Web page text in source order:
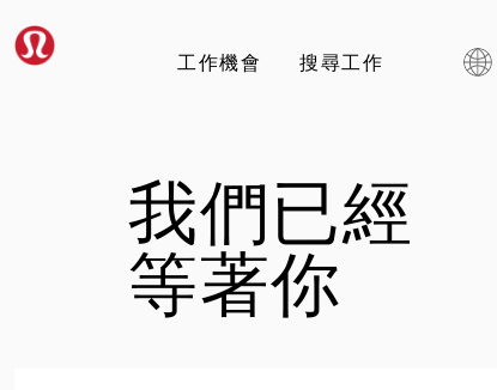
工作機會 搜尋工作
我們已經
等著你